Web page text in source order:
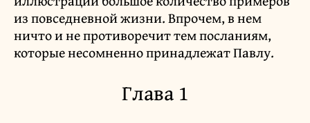
из повседневной жизни. Впрочем, в нем
ничто и не противоречит тем посланиям,
которые несомненно принадлежат Павлу.
Глава 1